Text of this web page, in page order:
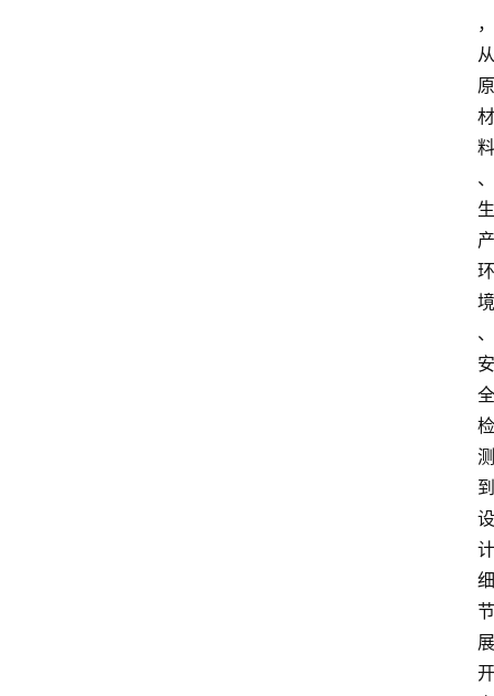
，
从
原
材
料
、
生
产
环
境
、
安
全
检
测
到
设
计
细
节
展
开